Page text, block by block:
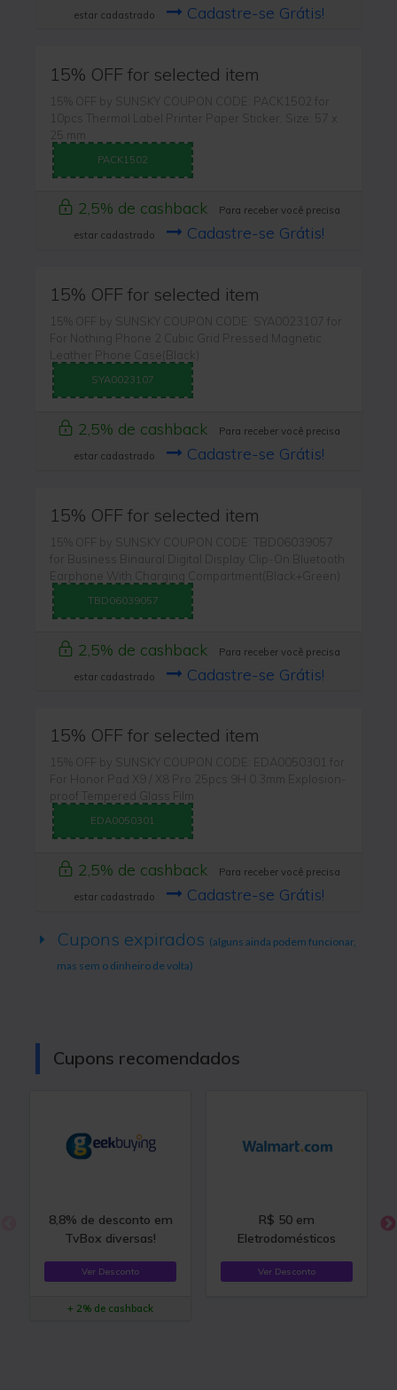
estar cadastrado Cadastre-se Grátis!
15% OFF for selected item
15% OFF by SUNSKY COUPON CODE: PACK1502 for
10pcs Thermal Label Printer Paper Sticker, Size: 57 x
25 mm
PACK1502
2,5% de cashback
Para receber você precisa
estar cadastrado
Cadastre-se Grátis!
15% OFF for selected item
15% OFF by SUNSKY COUPON CODE: SYA0023107 for
For Nothing Phone 2 Cubic Grid Pressed Magnetic
Leather Phone Case(Black)
SYA0023107
2,5% de cashback
Para receber você precisa
estar cadastrado
Cadastre-se Grátis!
15% OFF for selected item
15% OFF by SUNSKY COUPON CODE: TBD06039057
for Business Binaural Digital Display Clip-On Bluetooth
Earphone With Charging Compartment(Black+Green)
TBD06039057
2,5% de cashback
Para receber você precisa
estar cadastrado
Cadastre-se Grátis!
15% OFF for selected item
15% OFF by SUNSKY COUPON CODE: EDA0050301 for
For Honor Pad X9 / X8 Pro 25pcs 9H 0.3mm Explosion-
proof Tempered Glass Film
EDA0050301
2,5% de cashback
Para receber você precisa
estar cadastrado
Cadastre-se Grátis!
Cupons expirados (alguns ainda podem funcionar,
mas sem o dinheiro de volta)
Cupons recomendados
8,8% de desconto em
TvBox diversas!
Ver Desconto
+ 2% de cashback
R$ 50 em
Eletrodomésticos
Ver Desconto